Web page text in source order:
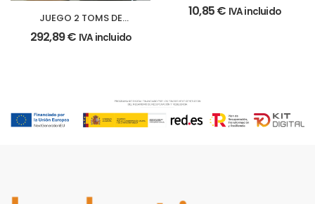
JUEGO 2 TOMS DE
MARCHA
292,89€ IVA incluido
10,85€ IVA incluido